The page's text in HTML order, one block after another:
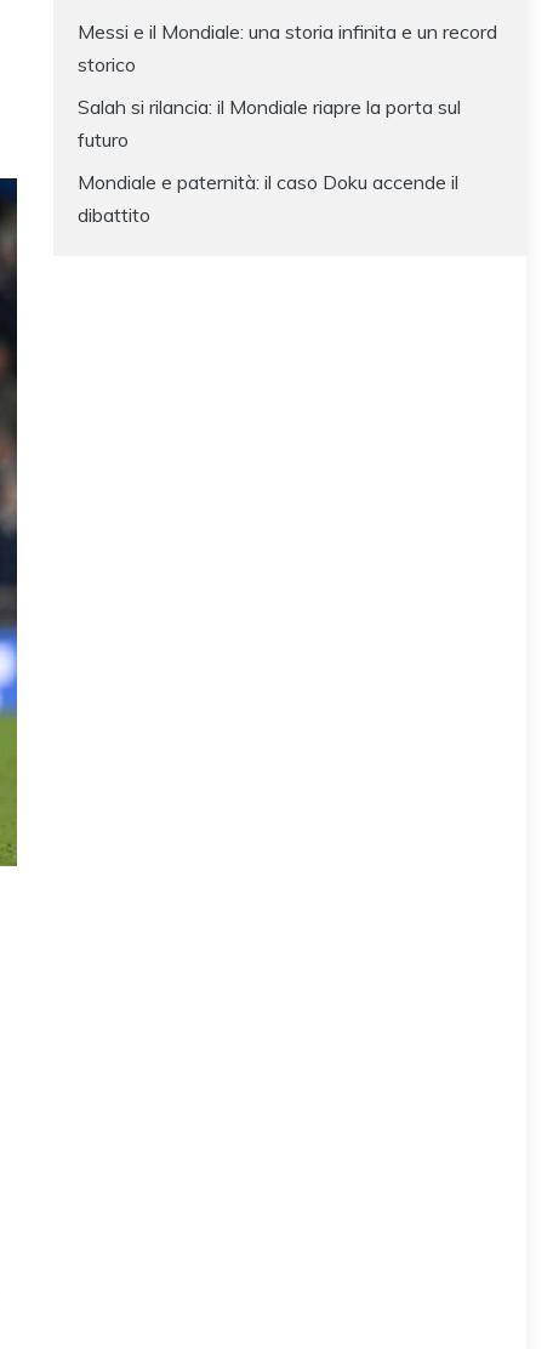
Messi e il Mondiale: una storia infinita e un record
storico
Salah si rilancia: il Mondiale riapre la porta sul
futuro
Mondiale e paternità: il caso Doku accende il
dibattito